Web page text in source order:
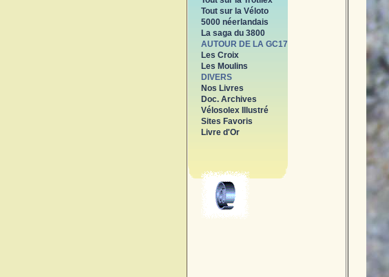
Tout sur la Véloto
5000 néerlandais
La saga du 3800
AUTOUR DE LA GC17
Les Croix
Les Moulins
DIVERS
Nos Livres
Doc. Archives
Vélosolex Illustré
Sites Favoris
Livre d'Or